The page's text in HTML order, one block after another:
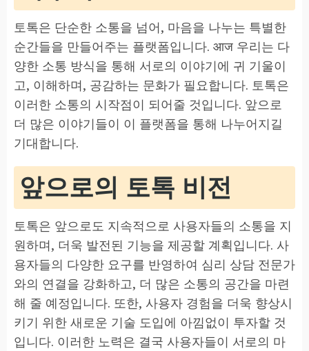
토톡은 단순한 소통을 넘어, 마음을 나누는 특별한
순간들을 만들어주는 플랫폼입니다. आज 우리는 다
양한 소통 방식을 통해 서로의 이야기에 귀 기울이
고, 이해하며, 공감하는 문화가 필요합니다. 토톡은
이러한 소통의 시작점이 되어줄 것입니다. 앞으로
더 많은 이야기들이 이 플랫폼을 통해 나누어지길
기대합니다.
앞으로의 토톡 비전
토톡은 앞으로도 지속적으로 사용자들의 소통을 지
원하며, 더욱 발전된 기능을 제공할 계획입니다. 사
용자들의 다양한 요구를 반영하여 심리 상담 전문가
와의 연결을 강화하고, 더 많은 소통의 공간을 마련
해 줄 예정입니다. 또한, 사용자 경험을 더욱 향상시
키기 위한 새로운 기술 도입에 아낌없이 투자할 것
입니다. 이러한 노력은 결국 사용자들이 서로의 마